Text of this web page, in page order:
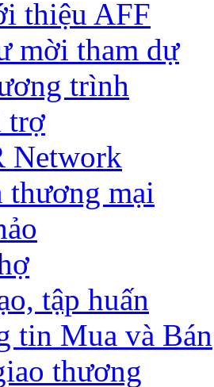
thiệu AFF
mời tham dự
trình
trợ
Network
thương mại
tập huấn
tin Mua và Bán
thương